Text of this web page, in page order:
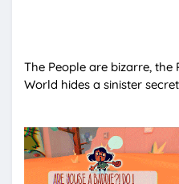
The People are bizarre, the
World hides a sinister